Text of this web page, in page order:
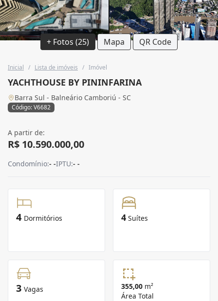
+ Fotos (25) Mapa QR Code
Inicial / Lista de imóveis / Imóvel
YACHTHOUSE BY PININFARINA
Barra Sul - Balneário Camboriú - SC
Código: V6682
A partir de:
R$ 10.590.000,00
Condomínio:- -IPTU:- -
4 Dormitórios 4 Suítes
3 Vagas 355,00 m²
Área Total